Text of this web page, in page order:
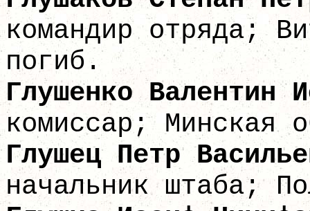
командир отряда;
погиб.
Глушенко
комиссар; Минская
Глушец Петр
начальник штаба;